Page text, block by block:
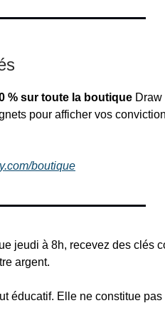
% sur toute la boutique Draw
pour afficher vos
boutique
jeudi à 8h, recevez des clés
argent.
éducatif. Elle ne constitue